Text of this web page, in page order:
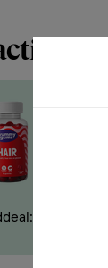
Yummygums